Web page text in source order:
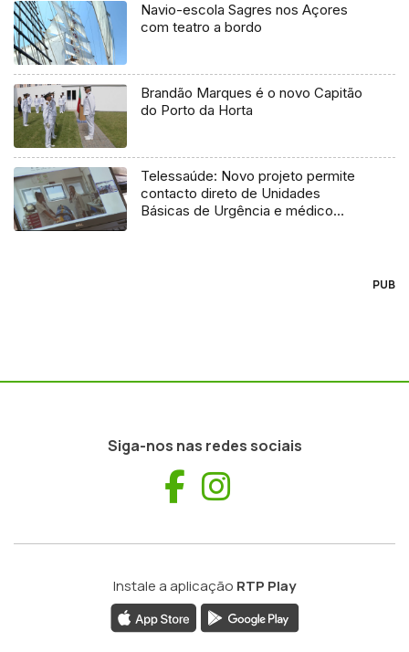
Navio-escola Sagres nos Açores
com teatro a bordo
Brandão Marques é o novo Capitão
do Porto da Horta
Telessaúde: Novo projeto permite
contacto direto de Unidades
Básicas de Urgência e médico
PUB
Siga-nos nas redes sociais
Facebook
Instale a aplicação RTP Play